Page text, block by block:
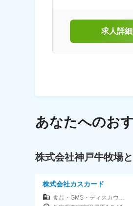
求人詳
あなたへのお
株式会社神戸牛牧場
株式会社カスカード
食品・GMS・ディスカウントストア